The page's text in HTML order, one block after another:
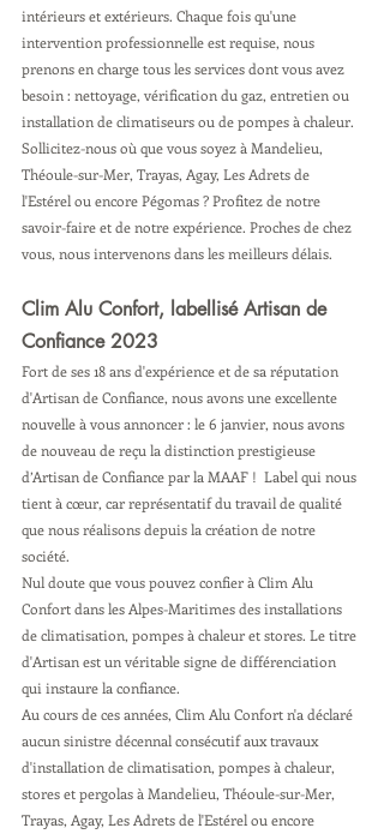
intérieurs et extérieurs. Chaque fois qu'une
intervention professionnelle est requise, nous
prenons en charge tous les services dont vous avez
besoin : nettoyage, vérification du gaz, entretien ou
installation de climatiseurs ou de pompes à chaleur.
Sollicitez-nous où que vous soyez à Mandelieu,
Théoule-sur-Mer, Trayas, Agay, Les Adrets de
l'Estérel ou encore Pégomas ? Profitez de notre
savoir-faire et de notre expérience. Proches de chez
vous, nous intervenons dans les meilleurs délais.
Clim Alu Confort, labellisé Artisan de
Confiance 2023
Fort de ses 18 ans d'expérience et de sa réputation
d'Artisan de Confiance, nous avons une excellente
nouvelle à vous annoncer : le 6 janvier, nous avons
de nouveau de reçu la distinction prestigieuse
d’Artisan de Confiance par la MAAF !  Label qui nous
tient à cœur, car représentatif du travail de qualité
que nous réalisons depuis la création de notre
société.
Nul doute que vous pouvez confier à Clim Alu
Confort dans les Alpes-Maritimes des installations
de climatisation, pompes à chaleur et stores. Le titre
d'Artisan est un véritable signe de différenciation
qui instaure la confiance.
Au cours de ces années, Clim Alu Confort n'a déclaré
aucun sinistre décennal consécutif aux travaux
d'installation de climatisation, pompes à chaleur,
stores et pergolas à Mandelieu, Théoule-sur-Mer,
Trayas, Agay, Les Adrets de l'Estérel ou encore